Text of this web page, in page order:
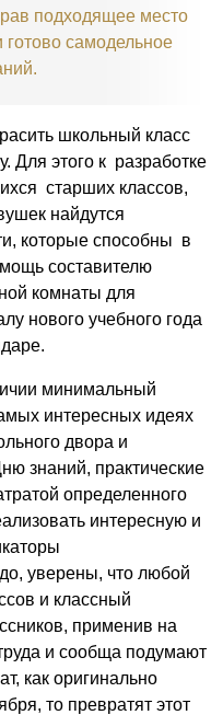
подходящее место
готово самодельное
школьный класс
Для этого к разработке
старших классов,
найдутся
которые способны в
составителю
комнаты для
нового учебного года
минимальный
интересных идеях
двора и
знаний, практические
определенного
интересную и
уверены, что любой
и классный
применив на
и сообща подумают
как оригинально
то превратят этот